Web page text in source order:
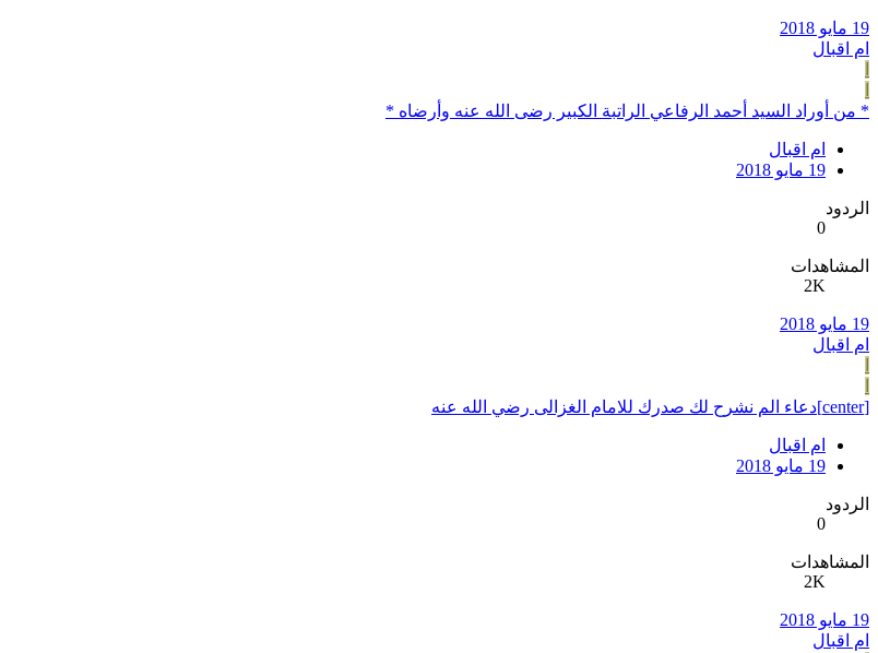
19 مايو 2018
ام اقبال
* من أوراد السيد أحمد الرفاعي الراتبة الكبير رضى الله عنه وأرضاه *
ام اقبال
19 مايو 2018
الردود
0
المشاهدات
2K
19 مايو 2018
ام اقبال
[center]دعاء الم نشرح لك صدرك للامام الغزالى رضي الله عنه
ام اقبال
19 مايو 2018
الردود
0
المشاهدات
2K
19 مايو 2018
ام اقبال